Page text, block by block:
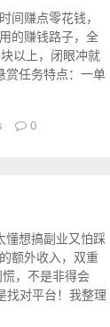
间赚点零花钱，
的赚钱路子，全
以上，闭眼冲就
任务特点：一单
0
懂想搞副业又怕踩
额外收入，双重
，不是非得会
找对平台！我整理